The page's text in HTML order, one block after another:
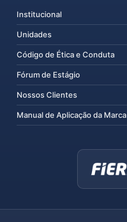
Institucional
Unidades
Código de Ética e Conduta
Fórum de Estágio
Nossos Clientes
Manual de Aplicação da Marca